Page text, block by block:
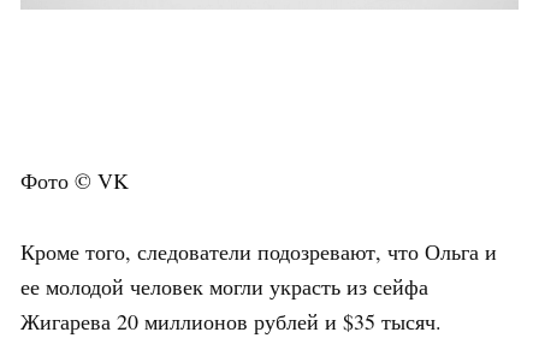
Фото © VK
Кроме того, следователи подозревают, что Ольга и
ее молодой человек могли украсть из сейфа
Жигарева 20 миллионов рублей и $35 тысяч.